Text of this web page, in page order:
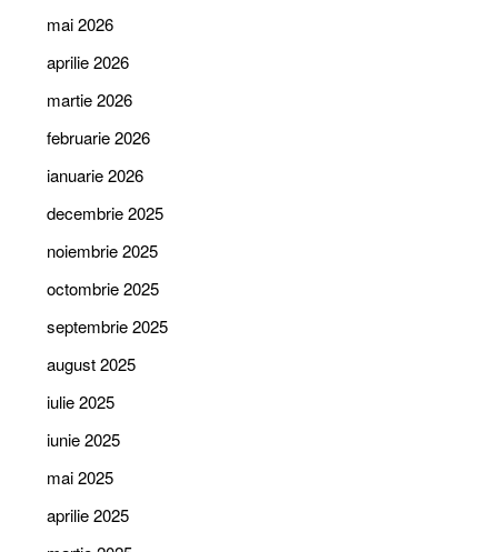
mai 2026
aprilie 2026
martie 2026
februarie 2026
ianuarie 2026
decembrie 2025
noiembrie 2025
octombrie 2025
septembrie 2025
august 2025
iulie 2025
iunie 2025
mai 2025
aprilie 2025